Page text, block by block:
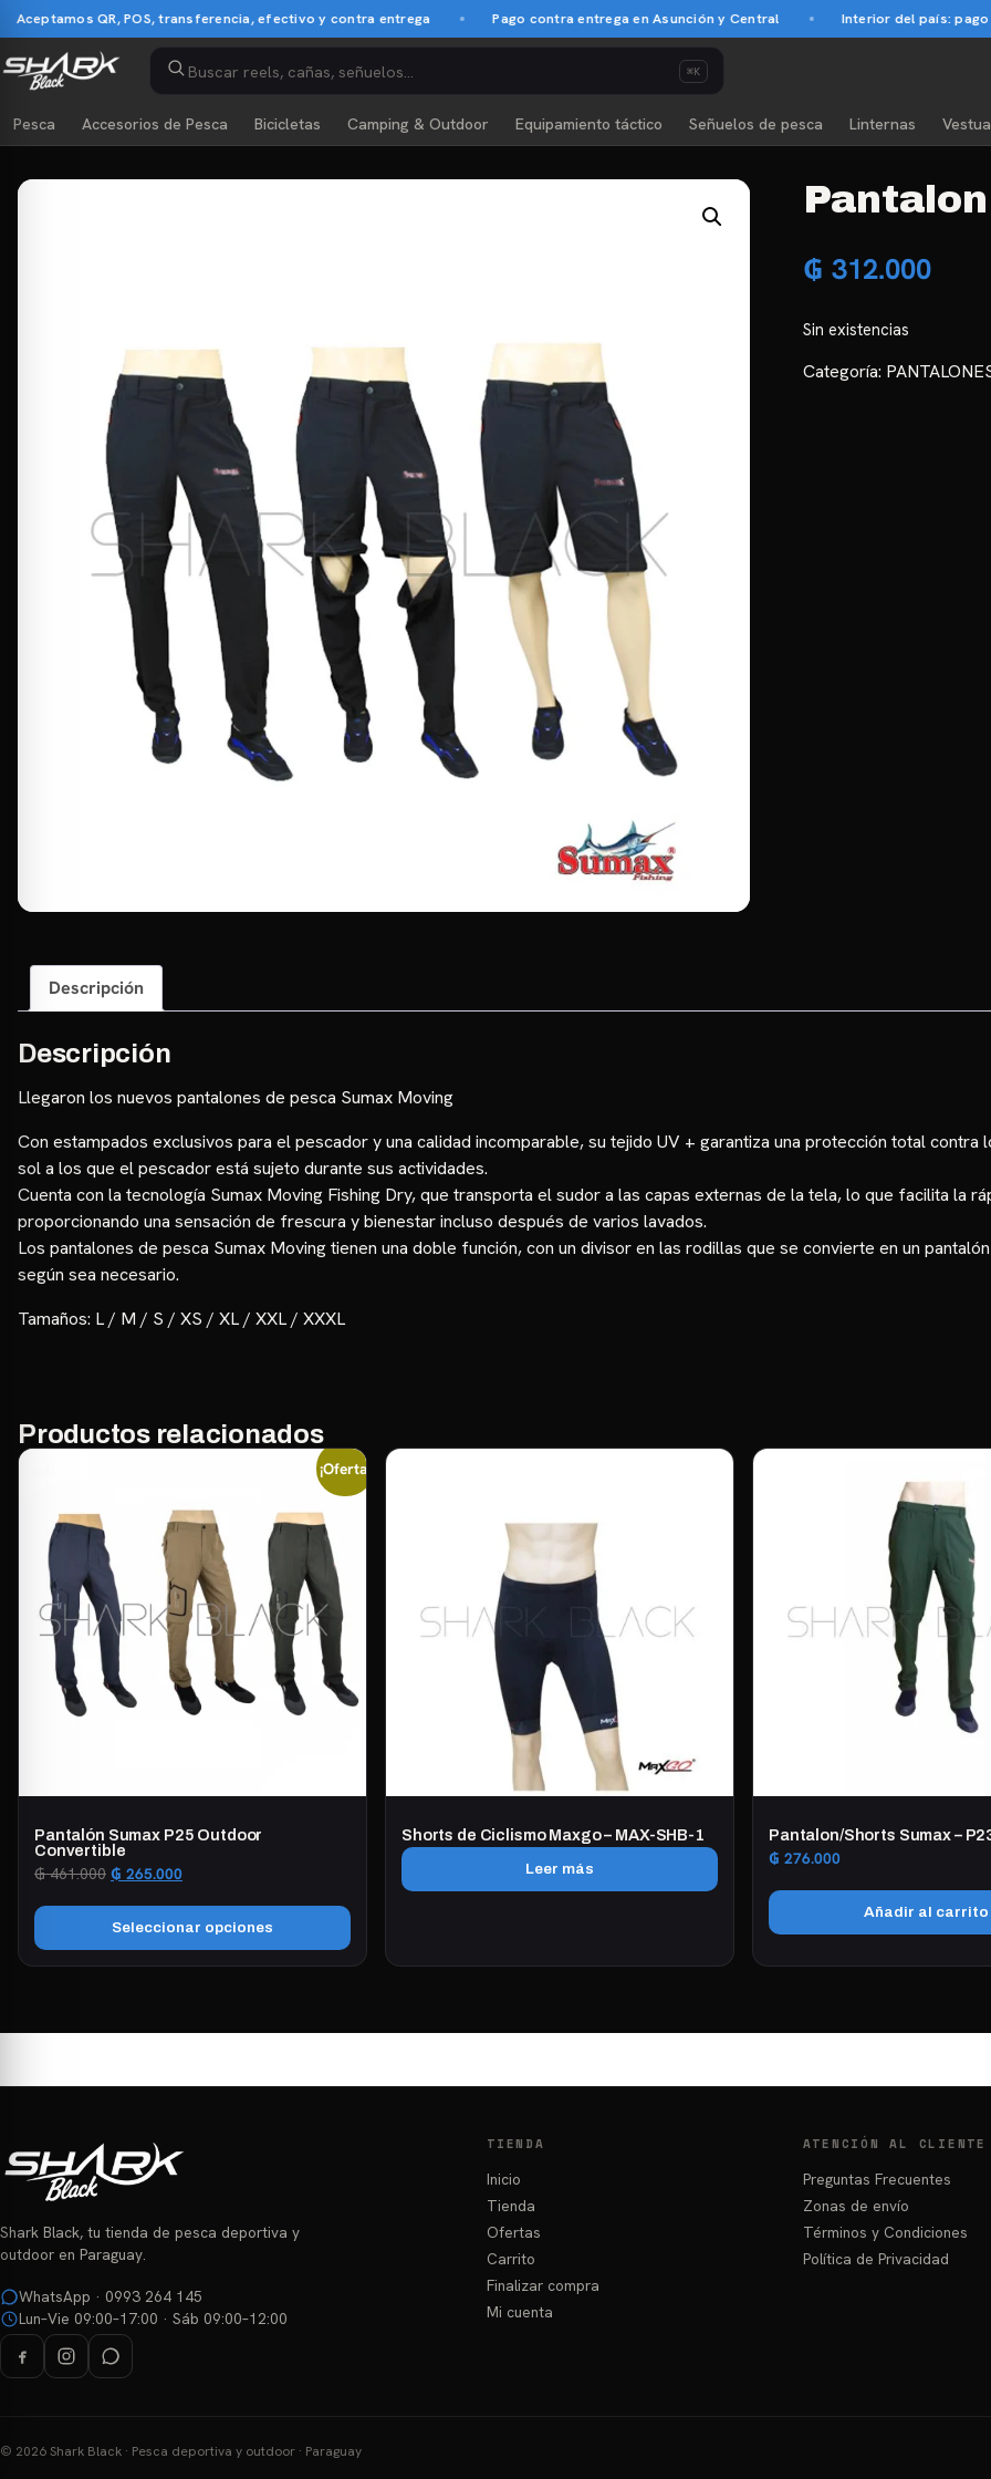
QR, POS, transferencia, efectivo y contra entrega Pago contra entrega en Asunción y Central Interior del país: pago
⌘K
Pesca Accesorios de Pesca Bicicletas Camping & Outdoor Equipamiento táctico Señuelos de pesca Linternas
Pantalon
₲ 312.000
Sin existencias
Categoría:
Descripción
Descripción
Llegaron los nuevos pantalones de pesca Sumax Moving
Con estampados exclusivos para el pescador y una calidad incomparable, su tejido UV + garantiza una protección total
sol a los que el pescador está sujeto durante sus actividades.
Cuenta con la tecnología Sumax Moving Fishing Dry, que transporta el sudor a las capas externas de la tela, lo que facilita la
proporcionando una sensación de frescura y bienestar incluso después de varios lavados.
Los pantalones de pesca Sumax Moving tienen una doble función, con un divisor en las rodillas que se convierte en un
según sea necesario.
Tamaños: L / M / S / XS / XL / XXL / XXXL
Productos relacionados
¡Oferta!
Pantalón Sumax P25 Outdoor
Convertible
₲461.000 El
era:
₲ 265.000El
es:
Seleccionar opciones
tiene
variantes.
se
pueden
en
página
de
producto
Shorts de Ciclismo Maxgo – MAX-SHB-1
Leer más
Pantalon/Shorts Sumax –
₲ 276.000
Añadir al carrito
Shark Black, tu tienda de pesca deportiva y
outdoor en Paraguay.
WhatsApp · 0993 264 145
Lun–Vie 09:00–17:00 · Sáb 09:00–12:00
TIENDA
Inicio
Tienda
Ofertas
Carrito
Finalizar compra
Mi cuenta
ATENCIÓN AL CLIENTE
Preguntas Frecuentes
Zonas de envío
Términos y Condiciones
Política de Privacidad
© 2026 Shark Black · Pesca deportiva y outdoor · Paraguay